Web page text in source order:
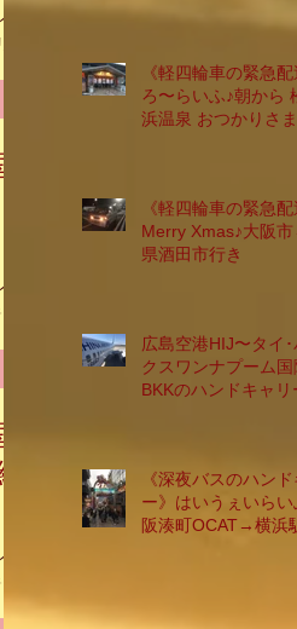
ペ
《軽四輪車の緊急配
ろ〜らいふ♪朝から
浜温泉 おつかりさ
《軽四輪車の緊急配
Merry Xmas♪大阪市
県酒田市行き
広島空港HIJ〜タイ･
クスワンナプーム国
BKKのハンドキャリ
《深夜バスのハンド
ー》はいうぇいらい
阪湊町OCAT→横浜